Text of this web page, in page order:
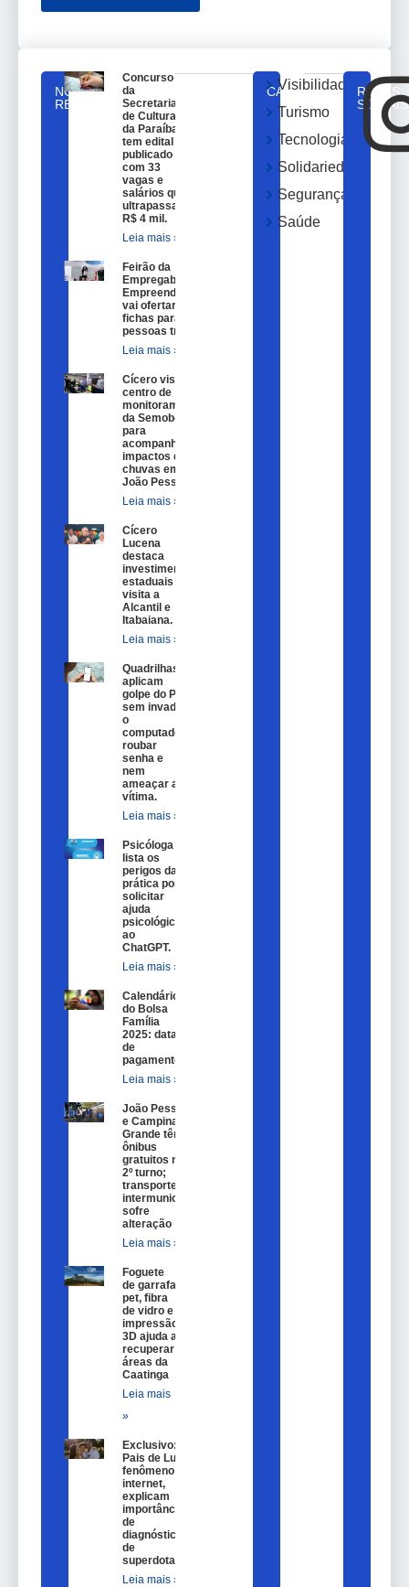
NOTICIAS
RELACIONADAS
Concurso
da
Secretaria
de Cultura
da Paraíba
tem edital
publicado
com 33
vagas e
salários que
ultrapassam
R$ 4 mil.
Leia mais »
Feirão da
Empregabilidade e
Empreendedorismo
vai ofertar 100
fichas para
pessoas trans.
Leia mais »
Cícero visita
centro de
monitoramento
da Semob-JP
para
acompanhar
impactos das
chuvas em
João Pessoa.
Leia mais »
Cícero
Lucena
destaca
investimentos
estaduais em
visita a
Alcantil e
Itabaiana.
Leia mais »
Quadrilhas
aplicam
golpe do Pix
sem invadir
o
computador,
roubar
senha e
nem
ameaçar a
vítima.
Leia mais »
Psicóloga
lista os
perigos da
prática por
solicitar
ajuda
psicológica
ao
ChatGPT.
Leia mais »
Calendário
do Bolsa
Família
2025: datas
de
pagamento.
Leia mais »
João Pessoa
e Campina
Grande têm
ônibus
gratuitos no
2º turno;
transporte
intermunicipal
sofre
alteração
Leia mais »
Foguete
de garrafa
pet, fibra
de vidro e
impressão
3D ajuda a
recuperar
áreas da
Caatinga
Leia mais
»
Exclusivo:
Pais de Lulu,
fenômeno na
internet,
explicam
importância
de
diagnóstico
de
superdotação
Leia mais »
CATEGORIAS
Visibilidade
Turismo
Tecnologia
Solidariedade
Segurança
Saúde
REDES
SOCIAIS